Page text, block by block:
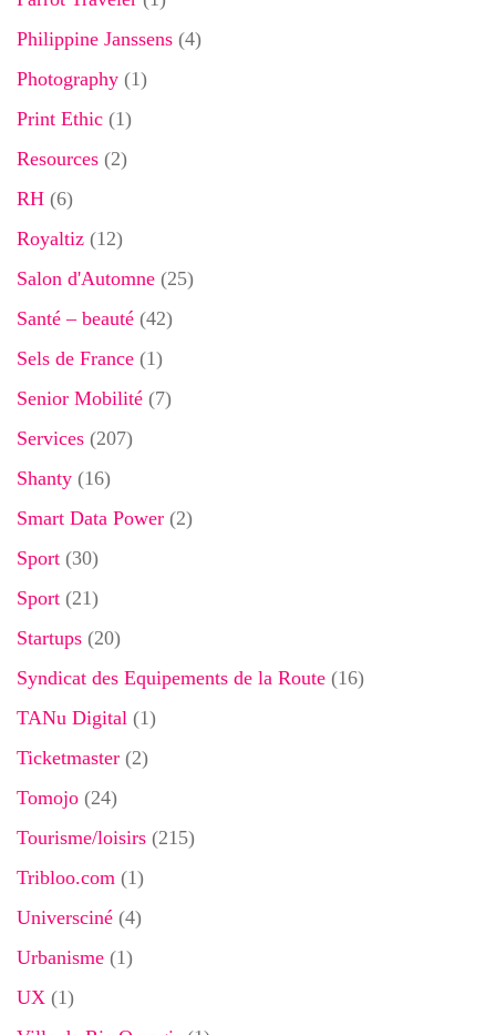
Philippine Janssens (4)
Photography (1)
Print Ethic (1)
Resources (2)
RH (6)
Royaltiz (12)
Salon d'Automne (25)
Santé – beauté (42)
Sels de France (1)
Senior Mobilité (7)
Services (207)
Shanty (16)
Smart Data Power (2)
Sport (30)
Sport (21)
Startups (20)
Syndicat des Equipements de la Route (16)
TANu Digital (1)
Ticketmaster (2)
Tomojo (24)
Tourisme/loisirs (215)
Tribloo.com (1)
Universciné (4)
Urbanisme (1)
UX (1)